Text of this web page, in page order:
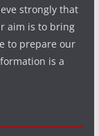
strongly that
aim is to bring
to prepare our
is a